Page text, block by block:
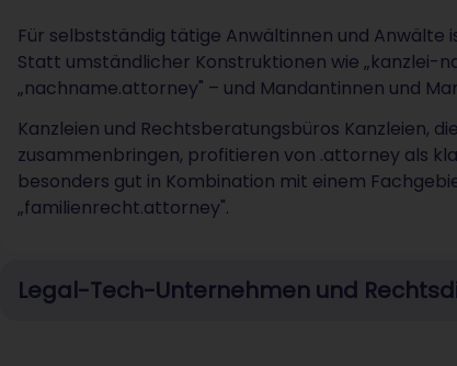
Für selbstständig tätige Anwältinnen und Anwälte
Statt umständlicher Konstruktionen wie „kanzlei-
„nachname.attorney" – und Mandantinnen und
Kanzleien und Rechtsberatungsbüros Kanzleien,
zusammenbringen, profitieren von .attorney als
besonders gut in Kombination mit einem
„familienrecht.attorney".
Legal-Tech-Unternehmen und